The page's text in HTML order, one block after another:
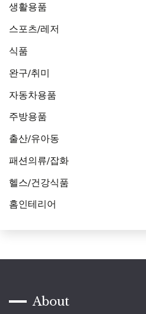
생활용품
스포츠/레저
식품
완구/취미
자동차용품
주방용품
출산/유아동
패션의류/잡화
헬스/건강식품
홈인테리어
About